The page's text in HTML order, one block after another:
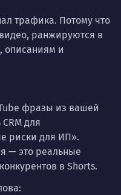
трафика. Потому что
ранжируются в
описаниям и
фразы из вашей
для
риски для ИП».
— это реальные
в Shorts.